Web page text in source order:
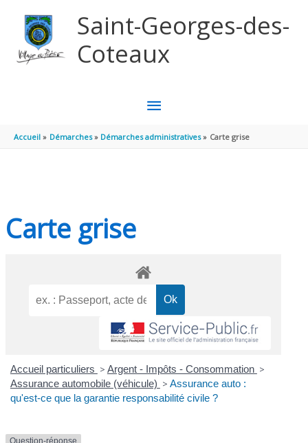
Saint-Georges-des-
Coteaux
MENU
PRINCIPAL
Accueil Démarches Démarches administratives Carte grise
Carte grise
Accueil particuliers > Argent - Impôts - Consommation >
Assurance automobile (véhicule) > Assurance auto :
qu'est-ce que la garantie responsabilité civile ?